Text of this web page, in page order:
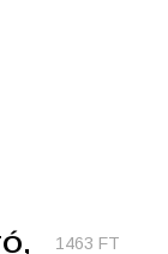
1463 FT